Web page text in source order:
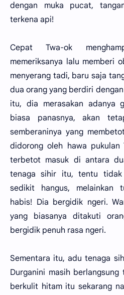
dengan muka pucat,
terkena api!
Cepat Twa-ok
memeriksanya lalu memberi
menyerang tadi, baru saja
dua orang yang berdiri
itu, dia merasakan adanya
biasa panasnya, akan
semberaninya yang
didorong oleh hawa
terbetot masuk di antara
tenaga sihir itu, tentu tidak
sedikit hangus, melainkan
habis! Dia bergidik ngeri.
yang biasanya ditakuti
bergidik penuh rasa ngeri.
Sementara itu, adu tenaga
Durganini masih berlangsung
berkulit hitam itu sekarang